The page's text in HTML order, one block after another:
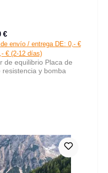
de venta:
€
envío / entrega DE: 0,- €
€ (2-12 días)
de equilibrio Placa de
y bomba